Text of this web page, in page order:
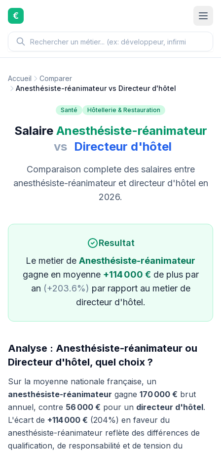
Aller au contenu principal
€
Accueil
Comparer
Anesthésiste-réanimateur vs Directeur d'hôtel
Santé Hôtellerie & Restauration
Salaire Anesthésiste-réanimateur
vs Directeur d'hôtel
Comparaison complete des salaires entre
anesthésiste-réanimateur et directeur d'hôtel en
2026.
Resultat
Le metier de Anesthésiste-réanimateur
gagne en moyenne +114 000 € de plus par
an (+203.6%) par rapport au metier de
directeur d'hôtel.
Analyse : Anesthésiste-réanimateur ou
Directeur d'hôtel, quel choix ?
Sur la moyenne nationale française, un
anesthésiste-réanimateur gagne 170 000 € brut
annuel, contre 56 000 € pour un directeur d'hôtel.
L'écart de +114 000 € (204%) en faveur du
anesthésiste-réanimateur reflète des différences de
qualification, de responsabilité et de tension du